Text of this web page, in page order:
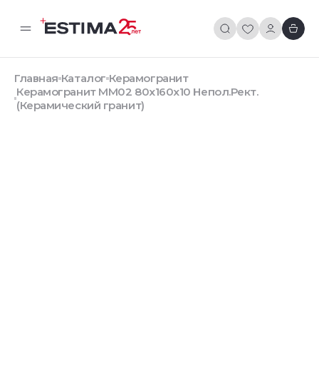
Главная Каталог Керамогранит
Керамогранит MM02 80x160x10 Непол.Рект.
(Керамический гранит)